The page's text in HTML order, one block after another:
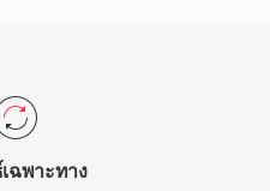
Pro สำหรับเวิร์กโฟลว์ในระบบนิเ
ระสงค์และขนาด CAF เป็นตัวเลือกที่
ฉพาะทาง